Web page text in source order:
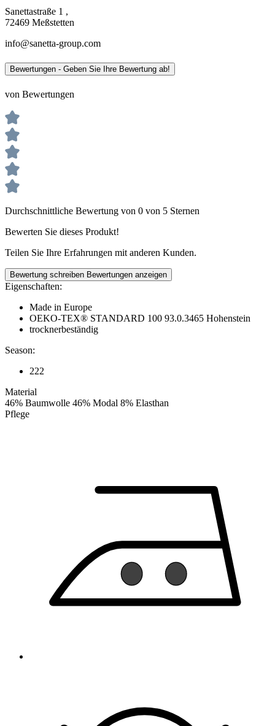
Sanettastraße 1 ,
72469 Meßstetten
info@sanetta-group.com
Bewertungen - Geben Sie Ihre Bewertung ab!
von Bewertungen
Durchschnittliche Bewertung von 0 von 5 Sternen
Bewerten Sie dieses Produkt!
Teilen Sie Ihre Erfahrungen mit anderen Kunden.
Bewertung schreiben Bewertungen anzeigen
Eigenschaften:
Made in Europe
OEKO-TEX® STANDARD 100 93.0.3465 Hohenstein
trocknerbeständig
Season:
222
Material
46% Baumwolle 46% Modal 8% Elasthan
Pflege